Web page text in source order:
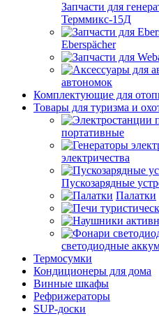
Запчасти для
Терммикс-15Д
Eberspächer
автономок
Комплектующие для
Товары для туризма и
портативные
электричества
Пускозарядные
Палатки
светодиодные
Термосумки
Кондиционеры для дома
Винные шкафы
Рефрижераторы
SUP-доски